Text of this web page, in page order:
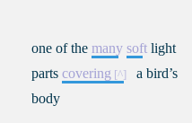
one of the many soft light
parts covering
a bird’s
body